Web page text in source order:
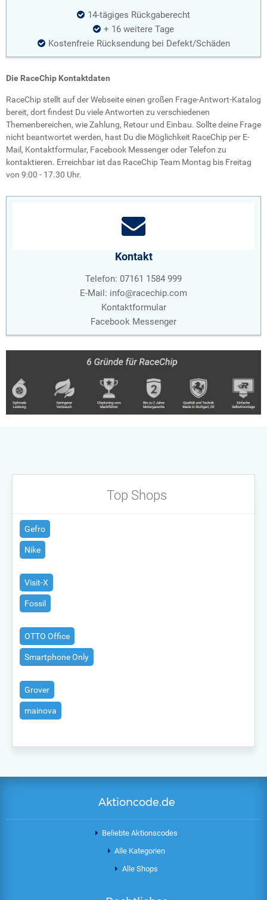
14-tägiges Rückgaberecht
+ 16 weitere Tage
Kostenfreie Rücksendung bei Defekt/Schäden
Die RaceChip Kontaktdaten
RaceChip stellt auf der Webseite einen großen Frage-Antwort-Katalog
bereit, dort findest Du viele Antworten zu verschiedenen
Themenbereichen, wie Zahlung, Retour und Einbau. Sollte deine Frage
nicht beantwortet werden, hast Du die Möglichkeit RaceChip per E-
Mail, Kontaktformular, Facebook Messenger oder Telefon zu
kontaktieren. Erreichbar ist das RaceChip Team Montag bis Freitag
von 9:00 - 17.30 Uhr.
Kontakt
Telefon: 07161 1584 999
E-Mail: info@racechip.com
Kontaktformular
Facebook Messenger
Top Shops
Gefro
Nike
Visit-X
Fossil
OTTO Office
Smartphone Only
Grover
mainova
Aktioncode.de
Beliebte Aktionscodes
Alle Kategorien
Alle Shops